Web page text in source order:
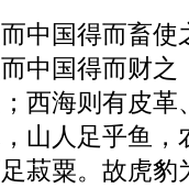
中国得而畜使
中国得而财之
西海则有皮革
山人足乎鱼，
菽粟。故虎豹